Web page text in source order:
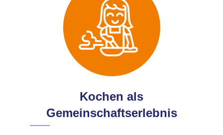
Kochen als
Gemeinschaftserlebnis